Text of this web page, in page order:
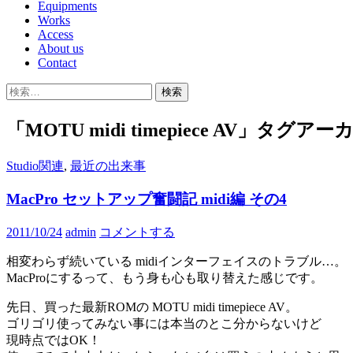
Equipments
Works
Access
About us
Contact
検
「MOTU midi timepiece AV」タグアー
Studio関連, 最近の出来事
MacPro セットアップ奮闘記 midi編 その4
2011/10/24 admin コメントする
相変わらず続いている midiインターフェイスのトラブル…。
MacProにするって、もう身も心も取り替えた感じです。
先日、買った最新ROMの MOTU midi timepiece AV。
ゴリゴリ使ってみない事には本当のとこ分からないけど
現時点ではOK！